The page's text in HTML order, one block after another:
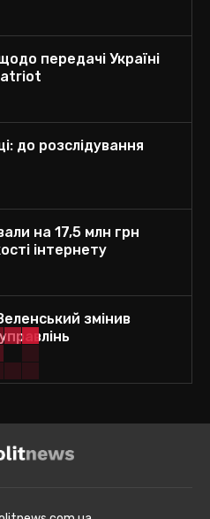
передачі Україні
до розслідування
на 17,5 млн грн
інтернету
змінив